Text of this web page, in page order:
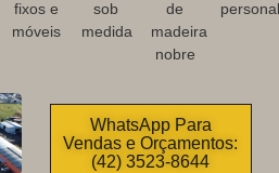
fixos e
móveis
sob
medida
de
madeira
nobre
WhatsApp Para
Vendas e Orçamentos:
(42) 3523-8644